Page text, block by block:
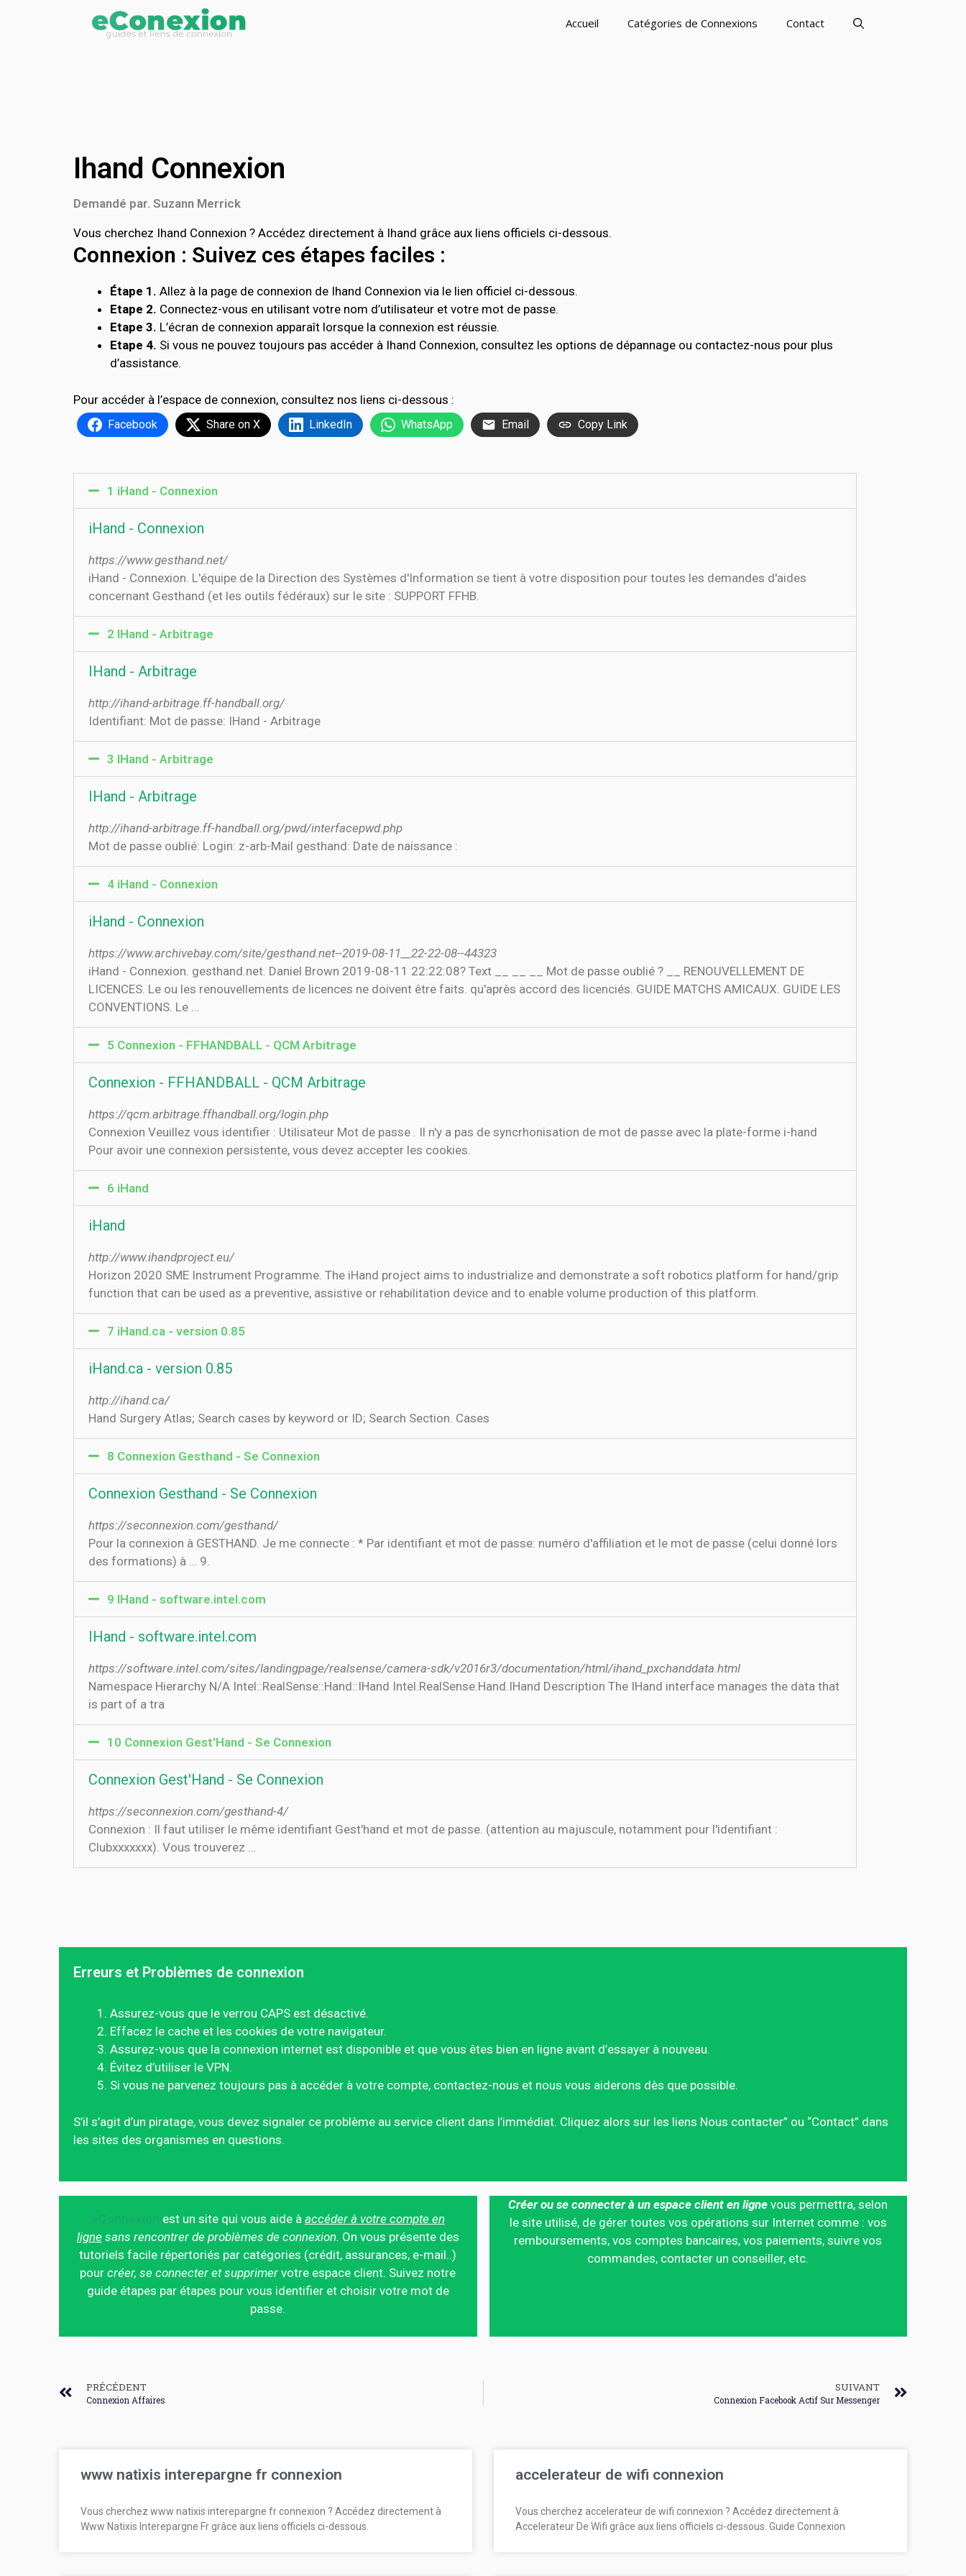
Accueil Catégories de Connexions Contact
Ihand Connexion
Demandé par. Suzann Merrick
Vous cherchez Ihand Connexion ? Accédez directement à Ihand grâce aux liens officiels ci-dessous.
Connexion : Suivez ces étapes faciles :
Étape 1. Allez à la page de connexion de Ihand Connexion via le lien officiel ci-dessous.
Etape 2. Connectez-vous en utilisant votre nom d’utilisateur et votre mot de passe.
Etape 3. L’écran de connexion apparaît lorsque la connexion est réussie.
Etape 4. Si vous ne pouvez toujours pas accéder à Ihand Connexion, consultez les options de dépannage ou contactez-nous pour plus
d’assistance.
Pour accéder à l’espace de connexion, consultez nos liens ci-dessous :
Facebook Share on X LinkedIn WhatsApp Email Copy Link
1 iHand - Connexion
iHand - Connexion
https://www.gesthand.net/
iHand - Connexion. L'équipe de la Direction des Systèmes d'Information se tient à votre disposition pour toutes les demandes d'aides
concernant Gesthand (et les outils fédéraux) sur le site : SUPPORT FFHB.
2 IHand - Arbitrage
IHand - Arbitrage
http://ihand-arbitrage.ff-handball.org/
Identifiant: Mot de passe: IHand - Arbitrage
3 IHand - Arbitrage
IHand - Arbitrage
http://ihand-arbitrage.ff-handball.org/pwd/interfacepwd.php
Mot de passe oublié: Login: z-arb-Mail gesthand: Date de naissance :
4 iHand - Connexion
iHand - Connexion
https://www.archivebay.com/site/gesthand.net--2019-08-11__22-22-08--44323
iHand - Connexion. gesthand.net. Daniel Brown 2019-08-11 22:22:08? Text __ __ __ Mot de passe oublié ? __ RENOUVELLEMENT DE
LICENCES. Le ou les renouvellements de licences ne doivent être faits. qu'après accord des licenciés. GUIDE MATCHS AMICAUX. GUIDE LES
CONVENTIONS. Le …
5 Connexion - FFHANDBALL - QCM Arbitrage
Connexion - FFHANDBALL - QCM Arbitrage
https://qcm.arbitrage.ffhandball.org/login.php
Connexion Veuillez vous identifier : Utilisateur Mot de passe . Il n'y a pas de syncrhonisation de mot de passe avec la plate-forme i-hand
Pour avoir une connexion persistente, vous devez accepter les cookies.
6 iHand
iHand
http://www.ihandproject.eu/
Horizon 2020 SME Instrument Programme. The iHand project aims to industrialize and demonstrate a soft robotics platform for hand/grip
function that can be used as a preventive, assistive or rehabilitation device and to enable volume production of this platform.
7 iHand.ca - version 0.85
iHand.ca - version 0.85
http://ihand.ca/
Hand Surgery Atlas; Search cases by keyword or ID; Search Section. Cases
8 Connexion Gesthand - Se Connexion
Connexion Gesthand - Se Connexion
https://seconnexion.com/gesthand/
Pour la connexion à GESTHAND. Je me connecte : * Par identifiant et mot de passe: numéro d'affiliation et le mot de passe (celui donné lors
des formations) à … 9.
9 IHand - software.intel.com
IHand - software.intel.com
https://software.intel.com/sites/landingpage/realsense/camera-sdk/v2016r3/documentation/html/ihand_pxchanddata.html
Namespace Hierarchy N/A Intel::RealSense::Hand::IHand Intel.RealSense.Hand.IHand Description The IHand interface manages the data that
is part of a tra
10 Connexion Gest'Hand - Se Connexion
Connexion Gest'Hand - Se Connexion
https://seconnexion.com/gesthand-4/
Connexion : Il faut utiliser le même identifiant Gest'hand et mot de passe. (attention au majuscule, notamment pour l'identifiant :
Clubxxxxxxx). Vous trouverez …
Erreurs et Problèmes de connexion
Assurez-vous que le verrou CAPS est désactivé.
Effacez le cache et les cookies de votre navigateur.
Assurez-vous que la connexion internet est disponible et que vous êtes bien en ligne avant d’essayer à nouveau.
Évitez d’utiliser le VPN.
Si vous ne parvenez toujours pas à accéder à votre compte, contactez-nous et nous vous aiderons dès que possible.
S’il s’agit d’un piratage, vous devez signaler ce problème au service client dans l’immédiat. Cliquez alors sur les liens Nous contacter” ou “Contact” dans
les sites des organismes en questions.
est un site qui vous aide à accéder à votre compte en
ligne sans rencontrer de problèmes de connexion. On vous présente des
tutoriels facile répertoriés par catégories (crédit, assurances, e-mail..)
pourcréer, se connecter et supprimer votre espace client. Suivez notre
guide étapes par étapes pour vous identifier et choisir votre mot de
passe.
Créer ou se connecter à un espace client en ligne vous permettra, selon
le site utilisé, de gérer toutes vos opérations sur Internet comme : vos
remboursements, vos comptes bancaires, vos paiements, suivre vos
commandes, contacter un conseiller, etc.
PRÉCÉDENT
Connexion Affaires
SUIVANT
Connexion Facebook Actif Sur Messenger
www natixis interepargne fr connexion
Vous cherchez www natixis interepargne fr connexion ? Accédez directement à
Www Natixis Interepargne Fr grâce aux liens officiels ci-dessous.
accelerateur de wifi connexion
Vous cherchez accelerateur de wifi connexion ? Accédez directement à
Accelerateur De Wifi grâce aux liens officiels ci-dessous. Guide Connexion